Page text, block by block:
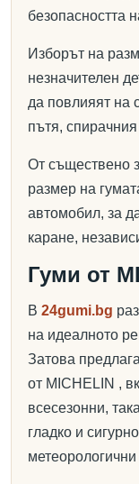
безопасността
Изборът на
незначителен
да повлияят на
пътя,
От съществено
размер на
автомобил, за
каране,
Гуми от
В 24gumi.bg
на идеалното
Затова
от MICHELIN ,
всесезонни,
гладко и